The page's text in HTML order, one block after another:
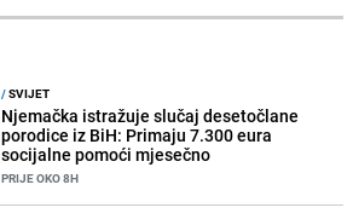
/SVIJET
Njemačka istražuje slučaj desetočlane
porodice iz BiH: Primaju 7.300 eura
socijalne pomoći mjesečno
PRIJE OKO 8H